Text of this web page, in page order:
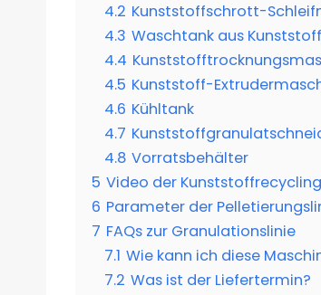
4.2 Kunststoffschrott-
4.3 Waschtank aus Kunststoff
4.4
4.5 Kunststoff-
4.6 Kühltank
4.7
4.8 Vorratsbehälter
5 Video der
6 Parameter der
7 FAQs zur Granulationslinie
7.1 Wie kann ich diese
7.2 Was ist der Liefertermin?